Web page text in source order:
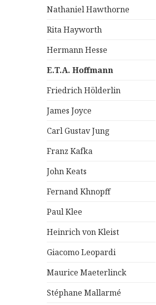
Nathaniel Hawthorne
Rita Hayworth
Hermann Hesse
E.T.A. Hoffmann
Friedrich Hölderlin
James Joyce
Carl Gustav Jung
Franz Kafka
John Keats
Fernand Khnopff
Paul Klee
Heinrich von Kleist
Giacomo Leopardi
Maurice Maeterlinck
Stéphane Mallarmé